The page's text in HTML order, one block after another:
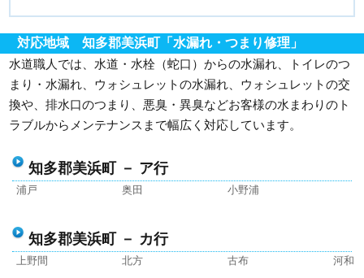
対応地域 知多郡美浜町「水漏れ・つまり修理」
水道職人では、水道・水栓（蛇口）からの水漏れ、トイレのつ
まり・水漏れ、ウォシュレットの水漏れ、ウォシュレットの交
換や、排水口のつまり、悪臭・異臭などお客様の水まわりのト
ラブルからメンテナンスまで幅広く対応しています。
知多郡美浜町 － ア行
浦戸 奥田 小野浦
知多郡美浜町 － カ行
上野間 北方 古布 河和